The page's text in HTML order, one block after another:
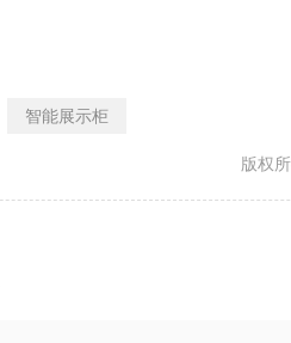
智能展示柜
版权